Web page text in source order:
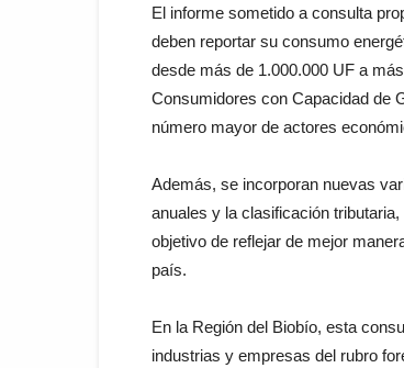
El informe sometido a consulta
deben reportar su consumo
desde más de 1.000.000 UF a
Consumidores con Capacidad de
número mayor de actores
Además, se incorporan nuevas
anuales y la clasificación
objetivo de reflejar de mejor
país.
En la Región del Biobío, esta
industrias y empresas del rubro